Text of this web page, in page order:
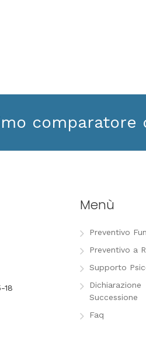
comparatore
18
Menù
Preventivo
Preventivo a
Supporto
Dichiarazione
Successione
Faq